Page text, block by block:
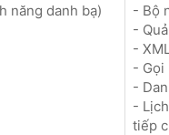
năng danh bạ)
- Bộ
-
-
- Gọi
-
-
tiếp